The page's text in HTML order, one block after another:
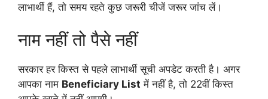
लाभार्थी हैं, तो समय रहते कुछ जरूरी चीजें जरूर जांच लें।
नाम नहीं तो पैसे नहीं
सरकार हर किस्त से पहले लाभार्थी सूची अपडेट करती है। अगर
आपका नाम Beneficiary List में नहीं है, तो 22वीं किस्त